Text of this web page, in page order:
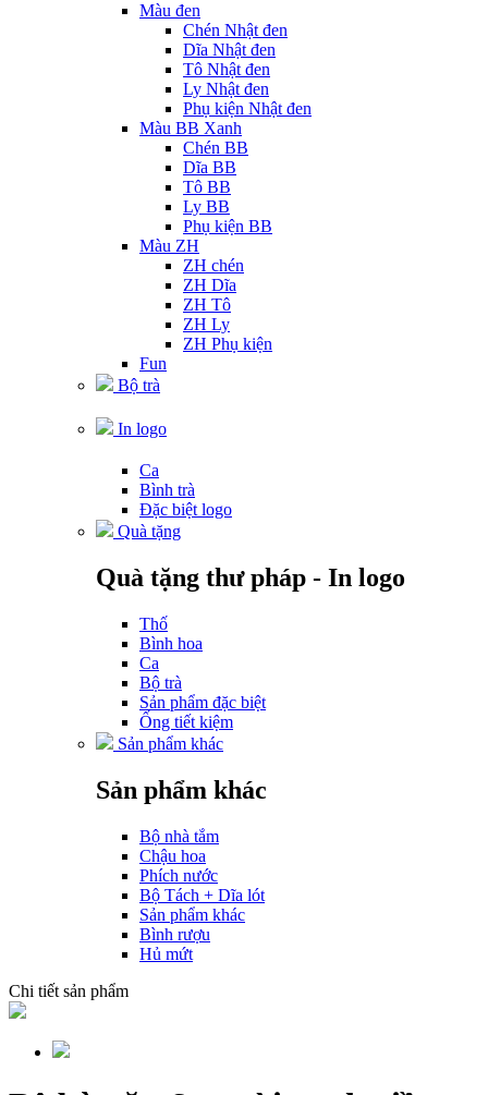
Màu đen
Chén Nhật đen
Dĩa Nhật đen
Tô Nhật đen
Ly Nhật đen
Phụ kiện Nhật đen
Màu BB Xanh
Chén BB
Dĩa BB
Tô BB
Ly BB
Phụ kiện BB
Màu ZH
ZH chén
ZH Dĩa
ZH Tô
ZH Ly
ZH Phụ kiện
Fun
Bộ trà
In logo
Ca
Bình trà
Đặc biệt logo
Quà tặng
Quà tặng thư pháp - In logo
Thố
Bình hoa
Ca
Bộ trà
Sản phẩm đặc biệt
Ống tiết kiệm
Sản phẩm khác
Sản phẩm khác
Bộ nhà tắm
Chậu hoa
Phích nước
Bộ Tách + Dĩa lót
Sản phẩm khác
Bình rượu
Hủ mứt
Chi tiết sản phẩm